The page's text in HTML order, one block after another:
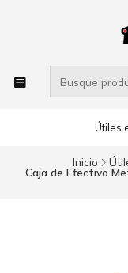
Útiles
Inicio
Caja de Efectivo